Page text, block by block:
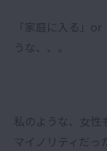
「家庭に入る」
うな、、。
私のような、女性
マイノリティだっ